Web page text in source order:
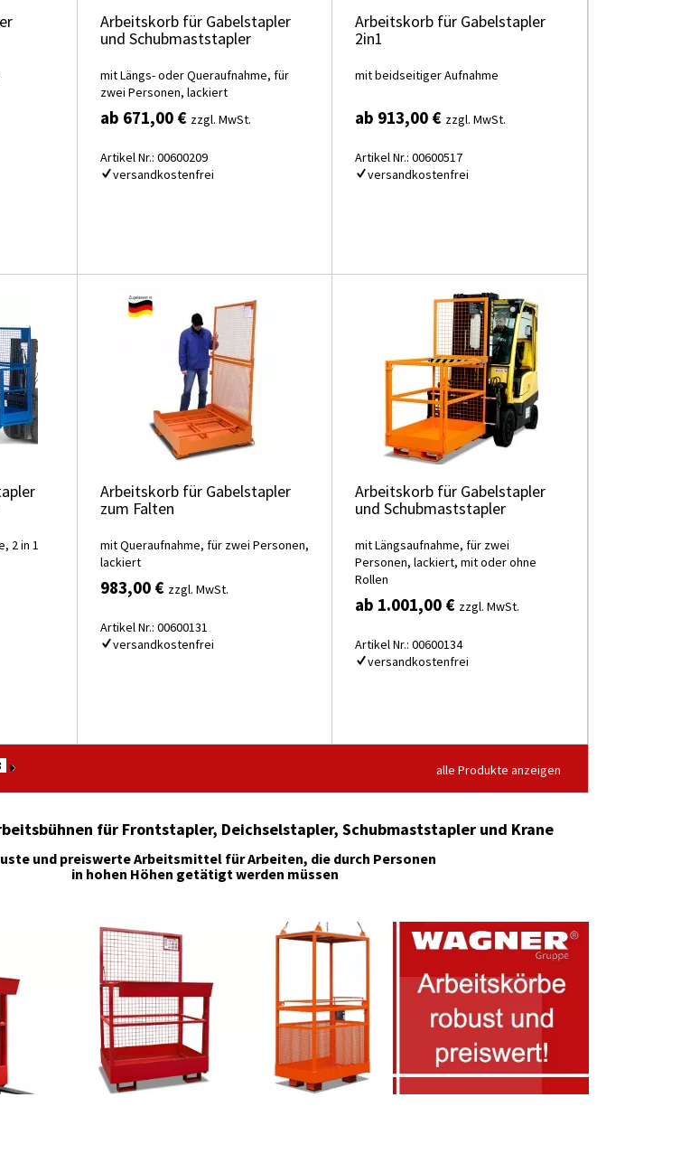
Arbeitskorb für Gabelstapler
und Schubmaststapler
mit Längs- oder Queraufnahme, für
zwei Personen, lackiert
ab 671,00 € zzgl. MwSt.
Artikel Nr.: 00600209
versandkostenfrei
Arbeitskorb für Gabelstapler
2in1
mit beidseitiger Aufnahme
ab 913,00 € zzgl. MwSt.
Artikel Nr.: 00600517
versandkostenfrei
2 in 1
Arbeitskorb für Gabelstapler
zum Falten
mit Queraufnahme, für zwei Personen,
lackiert
983,00 € zzgl. MwSt.
Artikel Nr.: 00600131
versandkostenfrei
Arbeitskorb für Gabelstapler
und Schubmaststapler
mit Längsaufnahme, für zwei
Personen, lackiert, mit oder ohne
Rollen
ab 1.001,00 € zzgl. MwSt.
Artikel Nr.: 00600134
versandkostenfrei
alle Produkte anzeigen
für Frontstapler, Deichselstapler, Schubmaststapler und Krane
und preiswerte Arbeitsmittel für Arbeiten, die durch Personen
in hohen Höhen getätigt werden müssen